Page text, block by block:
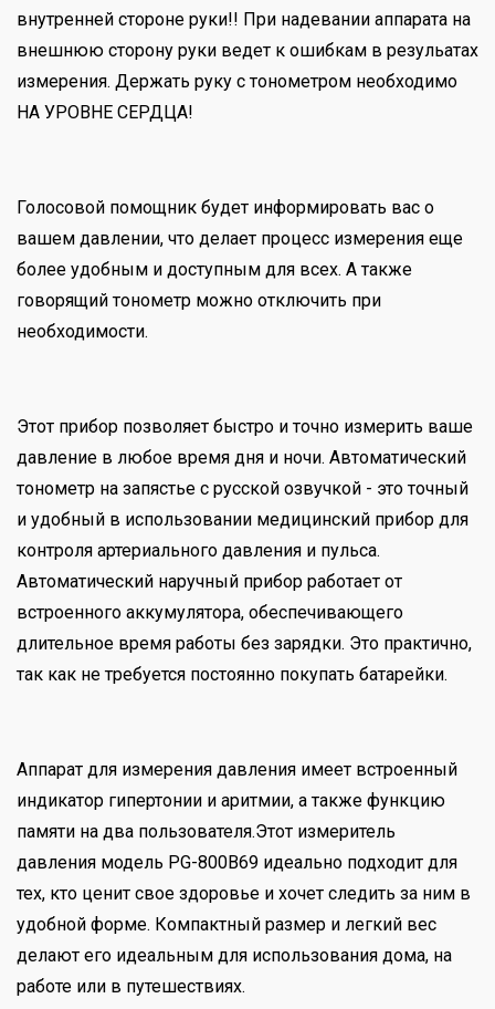
внутренней стороне руки!! При надевании аппарата на
внешнюю сторону руки ведет к ошибкам в резульатах
измерения. Держать руку с тонометром необходимо
НА УРОВНЕ СЕРДЦА!
Голосовой помощник будет информировать вас о
вашем давлении, что делает процесс измерения еще
более удобным и доступным для всех. А также
говорящий тонометр можно отключить при
необходимости.
Этот прибор позволяет быстро и точно измерить ваше
давление в любое время дня и ночи. Автоматический
тонометр на запястье с русской озвучкой - это точный
и удобный в использовании медицинский прибор для
контроля артериального давления и пульса.
Автоматический наручный прибор работает от
встроенного аккумулятора, обеспечивающего
длительное время работы без зарядки. Это практично,
так как не требуется постоянно покупать батарейки.
Аппарат для измерения давления имеет встроенный
индикатор гипертонии и аритмии, а также функцию
памяти на два пользователя.Этот измеритель
давления модель PG-800B69 идеально подходит для
тех, кто ценит свое здоровье и хочет следить за ним в
удобной форме. Компактный размер и легкий вес
делают его идеальным для использования дома, на
работе или в путешествиях.